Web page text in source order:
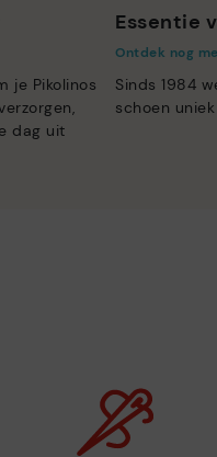
je Pikolinos
dag uit
Essentie
Ontdek nog
Sinds 1984
schoen